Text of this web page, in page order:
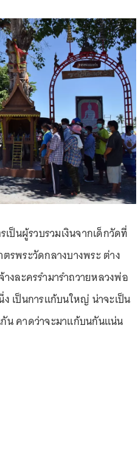
ป็นผู้รวบรวมเงินจากเด็กวัดที่
รพระวัดกลางบางพระ ต่าง
งละครรำมารำถวายหลวงพ่อ
เป็นการแก้บนใหญ่ น่าจะเป็น
น คาดว่าจะมาแก้บนกันแน่น